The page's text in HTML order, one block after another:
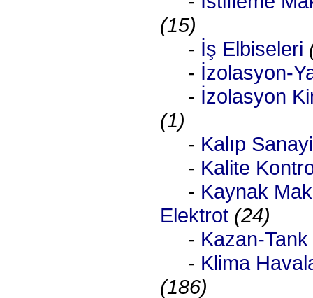
(15)
- İş Elbiseleri
- İzolasyon-
- İzolasyon
(1)
- Kalıp Sanayi
- Kalite
- Kaynak
Elektrot (24)
- Kazan-Tank
- Klima
(186)